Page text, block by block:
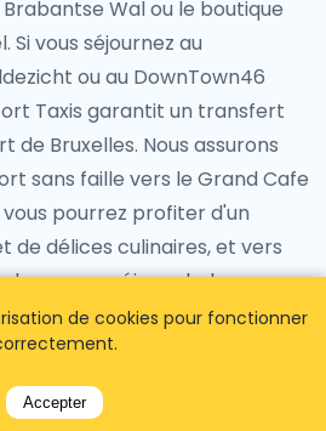
Wal ou le boutique
Si vous séjournez au
ou au DownTown46
Taxis garantit un transfert
de Bruxelles. Nous assurons
sans faille vers le Grand Cafe
pourrez profiter d'un
de délices culinaires, et vers
pour un séjour chaleureux.
vous avez choisi, notre service
votre destination
Réservez votre
et profitez de la
de cookies pour fonctionner
Accepter